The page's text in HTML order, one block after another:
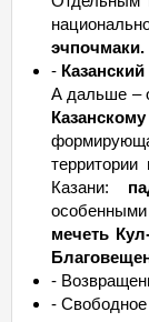
эчпочмаки.
-
А дальше –
территории
Казани:
мечеть
-
-